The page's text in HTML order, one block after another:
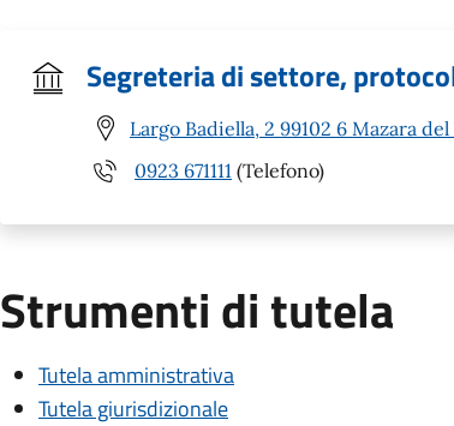
Segreteria di settore,
Largo Badiella, 2 99102 6 Mazara del
0923 671111 (Telefono)
Strumenti di tutela
Tutela amministrativa
Tutela giurisdizionale